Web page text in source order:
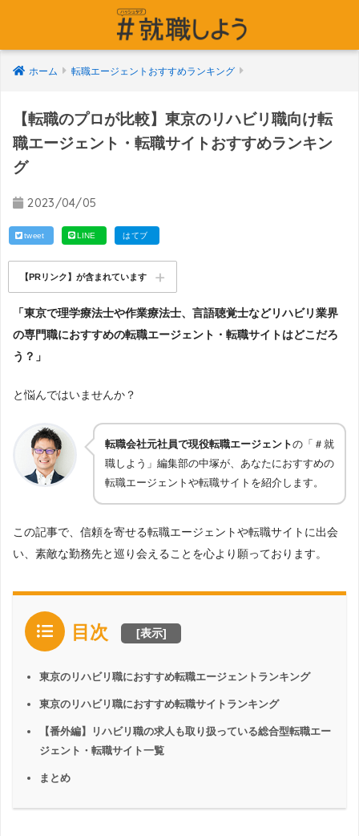
ホーム 転職エージェントおすすめランキング
【転職のプロが比較】東京のリハビリ職向け転
職エージェント・転職サイトおすすめランキン
グ
2023/04/05
tweet LINE はてブ
【PRリンク】が含まれています
「東京で理学療法士や作業療法士、言語聴覚士などリハビリ業界
の専門職におすすめの転職エージェント・転職サイトはどこだろ
う？」
と悩んではいませんか？
転職会社元社員で現役転職エージェントの「＃就
職しよう」編集部の中塚が、あなたにおすすめの
転職エージェントや転職サイトを紹介します。
この記事で、信頼を寄せる転職エージェントや転職サイトに出会
い、素敵な勤務先と巡り会えることを心より願っております。
目次 [表示]
東京のリハビリ職におすすめ転職エージェントランキング
東京のリハビリ職におすすめ転職サイトランキング
【番外編】リハビリ職の求人も取り扱っている総合型転職エー
ジェント・転職サイト一覧
まとめ